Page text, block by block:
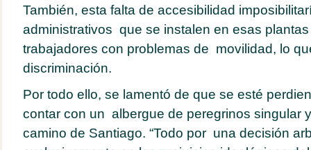
También, esta falta de accesibilidad
administrativos que se instalen en esas
trabajadores con problemas de movilidad, lo
discriminación.
Por todo ello, se lamentó de que se esté
contar con un albergue de peregrinos singular
camino de Santiago. “Todo por una decisión